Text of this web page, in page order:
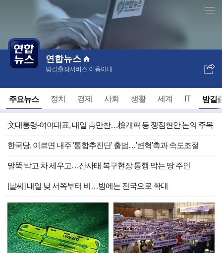
별
홈
연합뉴스
밤길출장서비스 이용아내
보
내
기
주요뉴스 정치 경제 사회 생활 세계 IT 밤길
文대통령-여야대표, 내일 靑만찬…檢개혁 등 쟁점현안 논의 주목
한국당, 이르면 내주 '통합추진단' 출범…'변혁'측과 속도조절
말뚝 박고 차 세우고…산사태 복구현장 통행 막는 땅 주인
[날씨] 내일 낮 서쪽부터 비…밤에는 전국으로 확대